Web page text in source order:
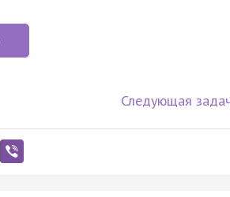
Следующая